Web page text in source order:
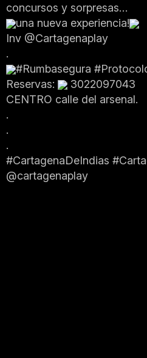
concursos y sorpresas…
una nueva experiencia!
Inv @Cartagenaplay
.
#Rumbasegura
Reservas:
3022097043
CENTRO calle del arsenal.
.
.
.
#CartagenaDeIndias
@cartagenaplay